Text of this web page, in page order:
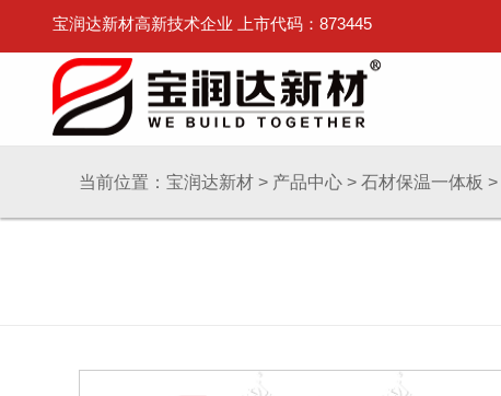
宝润达新材高新技术企业 上市代码：873445
当前位置： 宝润达新材 > 产品中心 > 石材保温一体板 >